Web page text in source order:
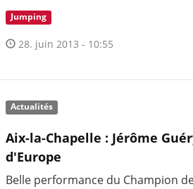
Jumping
28. juin 2013 - 10:55
Actualités
Aix-la-Chapelle : Jérôme
d'Europe
Belle performance du Champion